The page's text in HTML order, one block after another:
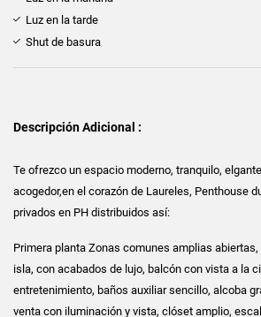
Luz en la tarde
Shut de basura
Descripción Adicional :
Te ofrezco un espacio moderno, tranquilo,
acogedor,en el corazón de Laureles, Penthouse
privados en PH distribuidos así:
Primera planta Zonas comunes amplias
isla, con acabados de lujo, balcón con vista a la
entretenimiento, baños auxiliar sencillo, alcoba
venta con iluminación y vista, clóset amplio,